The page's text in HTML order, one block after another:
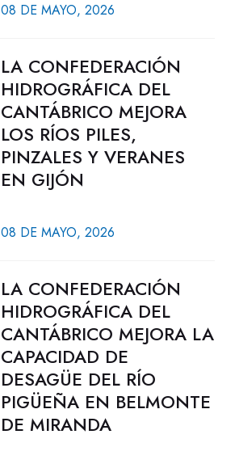
08 DE MAYO, 2026
LA CONFEDERACIÓN
HIDROGRÁFICA DEL
CANTÁBRICO MEJORA
LOS RÍOS PILES,
PINZALES Y VERANES
EN GIJÓN
08 DE MAYO, 2026
LA CONFEDERACIÓN
HIDROGRÁFICA DEL
CANTÁBRICO MEJORA LA
CAPACIDAD DE
DESAGÜE DEL RÍO
PIGÜEÑA EN BELMONTE
DE MIRANDA